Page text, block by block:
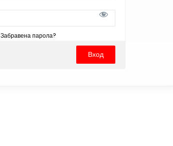
Забравена парола?